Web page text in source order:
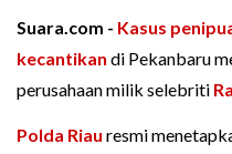
Suara.com - Kasus
kecantikan di Pekanbaru
perusahaan milik selebriti
Polda Riau resmi